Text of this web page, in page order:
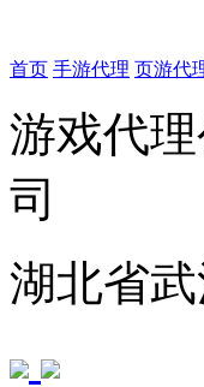
首页 手游代理 页游代
游戏代
司
湖北省